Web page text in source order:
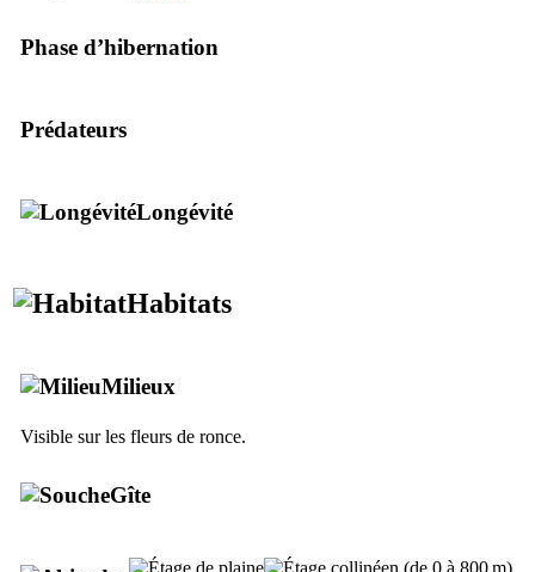
Phase d’hibernation
Prédateurs
Longévité
Habitats
Milieux
Visible sur les fleurs de ronce.
Gîte